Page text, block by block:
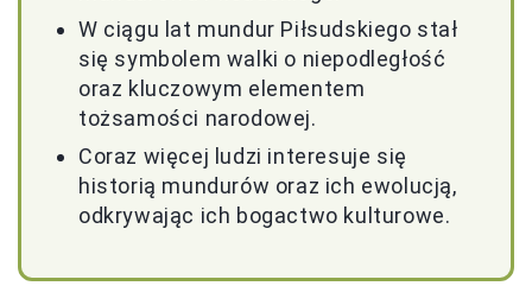
W ciągu lat mundur Piłsudskiego stał
się symbolem walki o niepodległość
oraz kluczowym elementem
tożsamości narodowej.
Coraz więcej ludzi interesuje się
historią mundurów oraz ich ewolucją,
odkrywając ich bogactwo kulturowe.